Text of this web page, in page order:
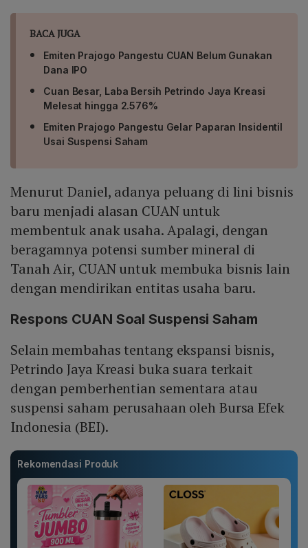
BACA JUGA
Emiten Prajogo Pangestu CUAN Belum Gunakan
Dana IPO
Cuan Besar, Laba Bersih Petrindo Jaya Kreasi
Melesat hingga 2.576%
Emiten Prajogo Pangestu Gelar Paparan Insidentil
Usai Suspensi Saham
Menurut Daniel, adanya peluang di lini bisnis
baru menjadi alasan CUAN untuk
membentuk anak usaha. Apalagi, dengan
beragamnya potensi sumber mineral di
Tanah Air, CUAN untuk membuka bisnis lain
dengan mendirikan entitas usaha baru.
Respons CUAN Soal Suspensi Saham
Selain membahas tentang ekspansi bisnis,
Petrindo Jaya Kreasi buka suara terkait
dengan pemberhentian sementara atau
suspensi saham perusahaan oleh Bursa Efek
Indonesia (BEI).
Rekomendasi Produk